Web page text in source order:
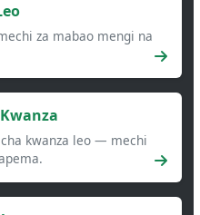
za mabao mengi na
kwanza leo — mechi